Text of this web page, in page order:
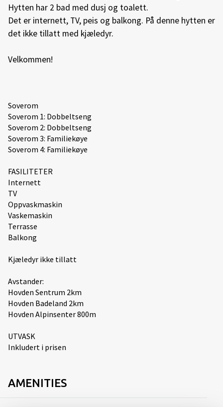
Hytten har 2 bad med dusj og toalett.
Det er internett, TV, peis og balkong. På denne hytten er
det ikke tillatt med kjæledyr.
Velkommen!
Soverom
Soverom 1: Dobbeltseng
Soverom 2: Dobbeltseng
Soverom 3: Familiekøye
Soverom 4: Familiekøye
FASILITETER
Internett
TV
Oppvaskmaskin
Vaskemaskin
Terrasse
Balkong
Kjæledyr ikke tillatt
Avstander:
Hovden Sentrum 2km
Hovden Badeland 2km
Hovden Alpinsenter 800m
UTVASK
Inkludert i prisen
AMENITIES